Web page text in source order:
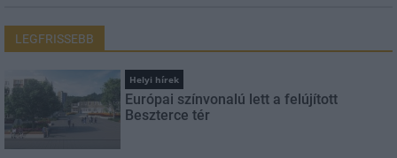
LEGFRISSEBB
Helyi hírek
Európai színvonalú lett a felújított
Beszterce tér